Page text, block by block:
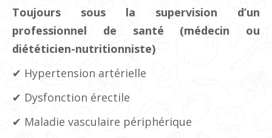
Toujours sous la supervision d’un
professionnel de santé (médecin ou
diététicien-nutritionniste)
✔ Hypertension artérielle
✔ Dysfonction érectile
✔ Maladie vasculaire périphérique